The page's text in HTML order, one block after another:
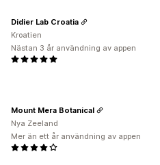
Didier Lab Croatia
Kroatien
Nästan 3 år användning av appen
Mount Mera Botanical
Nya Zeeland
Mer än ett år användning av appen